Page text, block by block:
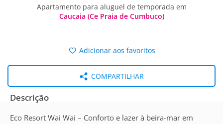
Apartamento para aluguel de temporada em
Caucaia (Ce Praia de Cumbuco)
Adicionar aos favoritos
COMPARTILHAR
Descrição
Eco Resort Wai Wai – Conforto e lazer à beira-mar em